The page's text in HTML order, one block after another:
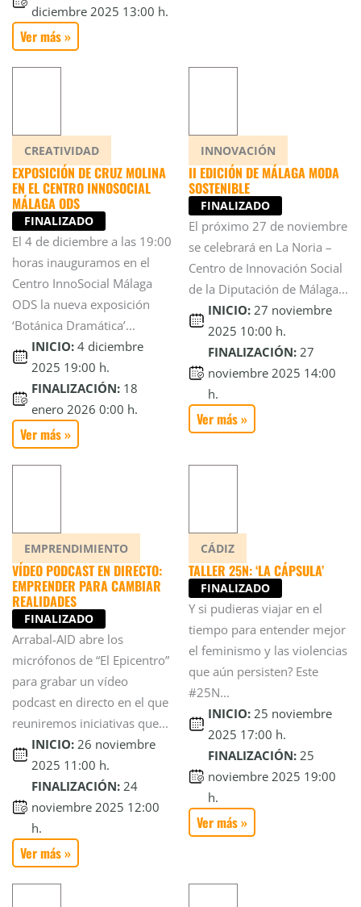
diciembre 2025 13:00 h.
Ver más »
CREATIVIDAD
EXPOSICIÓN DE CRUZ MOLINA
EN EL CENTRO INNOSOCIAL
MÁLAGA ODS
FINALIZADO
El 4 de diciembre a las 19:00
horas inauguramos en el
Centro InnoSocial Málaga
ODS la nueva exposición
‘Botánica Dramática’...
INICIO: 4 diciembre
2025 19:00 h.
FINALIZACIÓN: 18
enero 2026 0:00 h.
Ver más »
INNOVACIÓN
II EDICIÓN DE MÁLAGA MODA
SOSTENIBLE
FINALIZADO
El próximo 27 de noviembre
se celebrará en La Noria –
Centro de Innovación Social
de la Diputación de Málaga...
INICIO: 27 noviembre
2025 10:00 h.
FINALIZACIÓN: 27
noviembre 2025 14:00
h.
Ver más »
EMPRENDIMIENTO
VÍDEO PODCAST EN DIRECTO:
EMPRENDER PARA CAMBIAR
REALIDADES
FINALIZADO
Arrabal-AID abre los
micrófonos de “El Epicentro”
para grabar un vídeo
podcast en directo en el que
reuniremos iniciativas que...
INICIO: 26 noviembre
2025 11:00 h.
FINALIZACIÓN: 24
noviembre 2025 12:00
h.
Ver más »
CÁDIZ
TALLER 25N: ‘LA CÁPSULA’
FINALIZADO
Y si pudieras viajar en el
tiempo para entender mejor
el feminismo y las violencias
que aún persisten? Este
#25N...
INICIO: 25 noviembre
2025 17:00 h.
FINALIZACIÓN: 25
noviembre 2025 19:00
h.
Ver más »